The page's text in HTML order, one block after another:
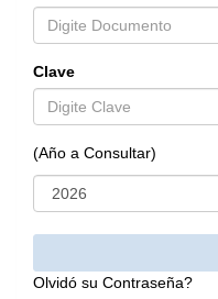
Clave
(Año a Consultar)
Olvidó su Contraseña?